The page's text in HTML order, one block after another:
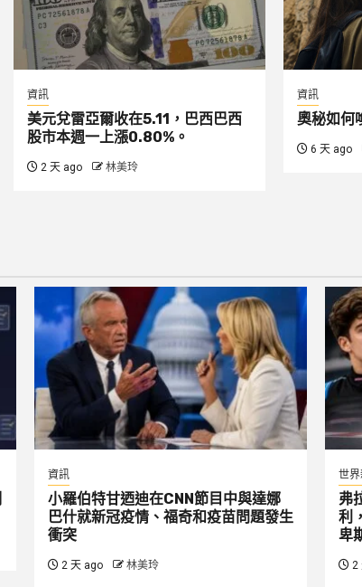
資訊
美元兌雷亞爾收在5.11，巴西巴西
股市本週一上漲0.80%。
2 天 ago 林美玲
資訊
奧秘如何
6 天 ago
資訊
小羅伯特甘迺迪在CNN節目中與達娜
巴什就新冠疫情、福奇和疫苗問題發生
衝突
2 天 ago 林美玲
世界
弗
利
卑
2